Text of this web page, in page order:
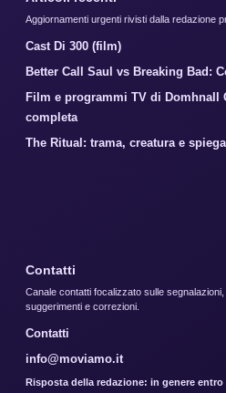
Aggiornamenti urgenti rivisti dalla redazione
Cast Di 300 (film)
Better Call Saul vs Breaking Bad:
Film e programmi TV di Domhnall
completa
The Ritual: trama, creatura e
Contatti
Canale contatti focalizzato sulle
suggerimenti e correzioni.
Contatti
info@moviamo.it
Risposta della redazione: in genere